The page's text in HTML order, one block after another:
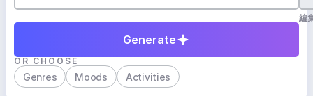
編
Generate
OR CHOOSE
Genres Moods Activities